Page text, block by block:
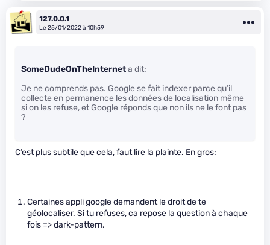
127.0.0.1
Le 25/01/2022 à 10h59
SomeDudeOnTheInterneta dit:
Je ne comprends pas. Google se fait indexer parce qu’il
collecte en permanence les données de localisation même
si on les refuse, et Google réponds que non ils ne le font pas
?
C’est plus subtile que cela, faut lire la plainte. En gros:
Certaines appli google demandent le droit de te
géolocaliser. Si tu refuses, ca repose la question à chaque
fois => dark-pattern.